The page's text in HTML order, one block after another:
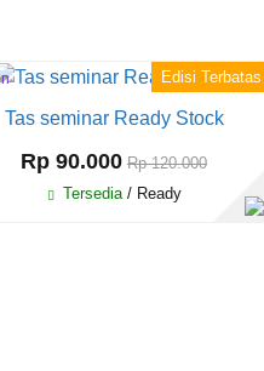
Edisi Terbatas
Tas seminar Ready Stock
Rp 90.000 Rp 120.000
Tersedia/ Ready